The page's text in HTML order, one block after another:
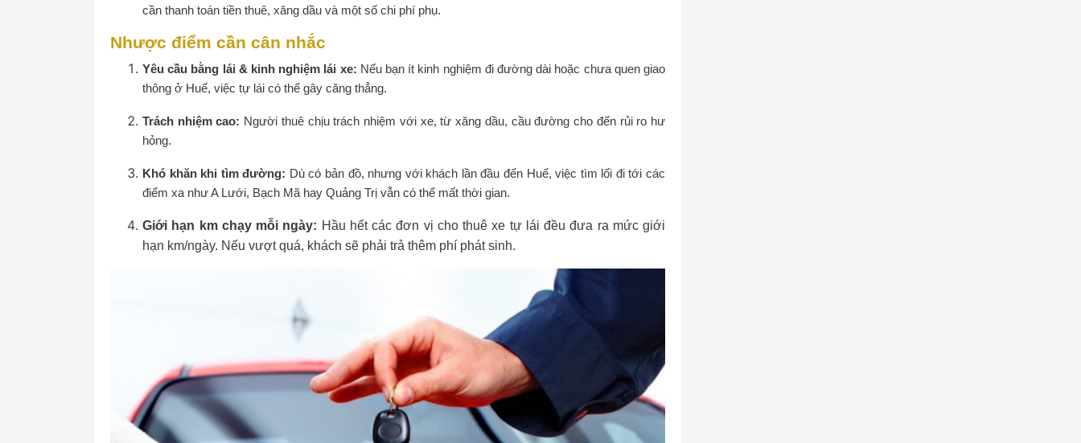
cần thanh toán tiền thuê, xăng dầu và một số chi phí phụ.
Nhược điểm cần cân nhắc
Yêu cầu bằng lái & kinh nghiệm lái xe: Nếu bạn ít kinh nghiệm đi đường dài hoặc chưa quen giao
thông ở Huế, việc tự lái có thể gây căng thẳng.
Trách nhiệm cao: Người thuê chịu trách nhiệm với xe, từ xăng dầu, cầu đường cho đến rủi ro hư
hỏng.
Khó khăn khi tìm đường: Dù có bản đồ, nhưng với khách lần đầu đến Huế, việc tìm lối đi tới các
điểm xa như A Lưới, Bạch Mã hay Quảng Trị vẫn có thể mất thời gian.
Giới hạn km chạy mỗi ngày: Hầu hết các đơn vị cho thuê xe tự lái đều đưa ra mức giới
hạn km/ngày. Nếu vượt quá, khách sẽ phải trả thêm phí phát sinh.